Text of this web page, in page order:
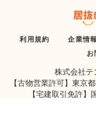
利用規約 企業情報
お
株式会社テ
【古物営業許可】東京
【宅建取引免許】